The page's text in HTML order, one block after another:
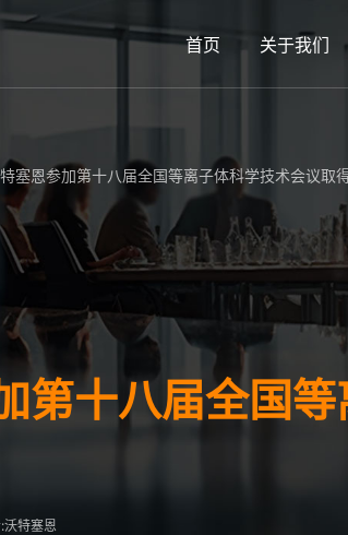
首页 关于我们
塞恩参加第十八届全国等离子体科学技术会议取
第十八届全国
沃特塞恩